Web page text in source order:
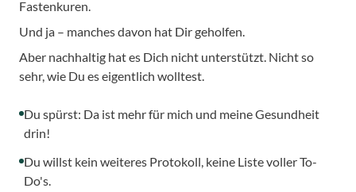
Fastenkuren.
Und ja – manches davon hat Dir geholfen.
Aber nachhaltig hat es Dich nicht unterstützt. Nicht so
sehr, wie Du es eigentlich wolltest.
Du spürst: Da ist mehr für mich und meine Gesundheit
drin!
Du willst kein weiteres Protokoll, keine Liste voller To-
Do's.